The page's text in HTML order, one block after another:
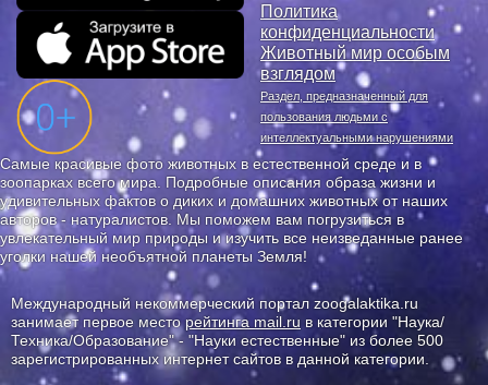
Политика
конфиденциальности
Животный мир особым
взглядом
Раздел, предназначенный для
пользования людьми с
интеллектуальными нарушениями
Самые красивые фото животных в естественной среде и в
зоопарках всего мира. Подробные описания образа жизни и
удивительных фактов о диких и домашних животных от наших
авторов - натуралистов. Мы поможем вам погрузиться в
увлекательный мир природы и изучить все неизведанные ранее
уголки нашей необъятной планеты Земля!
Международный некоммерческий портал zoogalaktika.ru
занимает первое месторейтинга mail.ru в категории "Наука/
Техника/Образование" - "Науки естественные" из более 500
зарегистрированных интернет сайтов в данной категории.